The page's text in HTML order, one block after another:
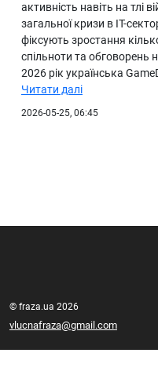
активність навіть на тлі
загальної кризи в IT-
фіксують зростання
спільноти та обговорень
2026 рік українська
Читати далі
2026-05-25, 06:45
© fraza.ua 2026
vlucnafraza@gmail.com